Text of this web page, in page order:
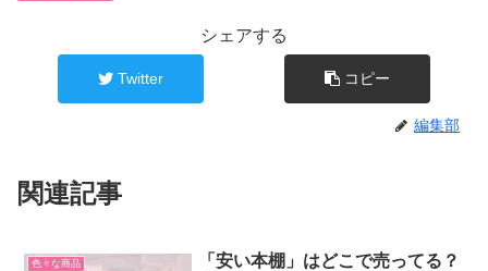
シェアする
Twitter コピー
編集部
関連記事
色々な商品
「安い本棚」はどこで売ってる？